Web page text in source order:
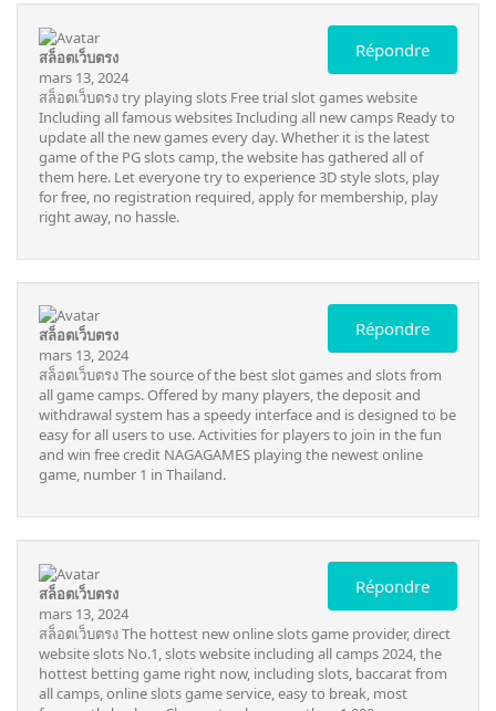
Répondre
สล็อตเว็บตรง
mars 13, 2024
สล็อตเว็บตรงtry playing slots Free trial slot games website
Including all famous websites Including all new camps Ready to
update all the new games every day. Whether it is the latest
game of the PG slots camp, the website has gathered all of
them here. Let everyone try to experience 3D style slots, play
for free, no registration required, apply for membership, play
right away, no hassle.
Répondre
สล็อตเว็บตรง
mars 13, 2024
สล็อตเว็บตรงThe source of the best slot games and slots from
all game camps. Offered by many players, the deposit and
withdrawal system has a speedy interface and is designed to be
easy for all users to use. Activities for players to join in the fun
and win free credit NAGAGAMES playing the newest online
game, number 1 in Thailand.
Répondre
สล็อตเว็บตรง
mars 13, 2024
สล็อตเว็บตรงThe hottest new online slots game provider, direct
website slots No.1, slots website including all camps 2024, the
hottest betting game right now, including slots, baccarat from
all camps, online slots game service, easy to break, most